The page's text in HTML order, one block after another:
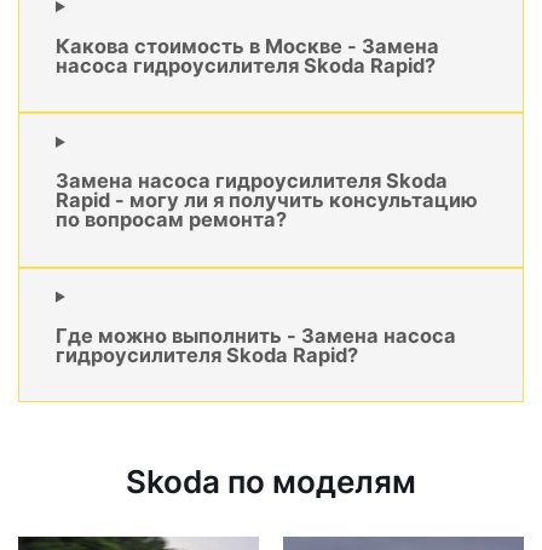
Какова стоимость в Москве - Замена
насоса гидроусилителя Skoda Rapid?
Замена насоса гидроусилителя Skoda
Rapid - могу ли я получить консультацию
по вопросам ремонта?
Где можно выполнить - Замена насоса
гидроусилителя Skoda Rapid?
Skoda по моделям